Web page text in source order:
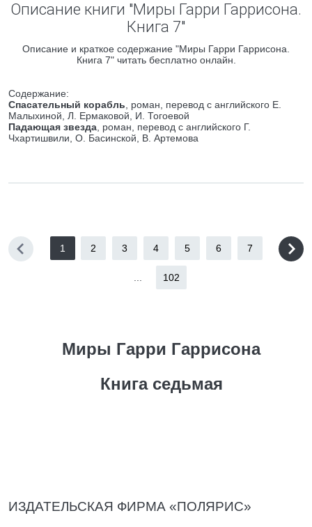
Описание книги "Миры Гарри Гаррисона.
Книга 7"
Описание и краткое содержание "Миры Гарри Гаррисона.
Книга 7" читать бесплатно онлайн.
Содержание:
Спасательный корабль , роман, перевод с английского Е.
Малыхиной, Л. Ермаковой, И. Тогоевой
Падающая звезда , роман, перевод с английского Г.
Чхартишвили, О. Басинской, В. Артемова
1 2 3 4 5 6 7
102
Миры Гарри Гаррисона
Книга седьмая
ИЗДАТЕЛЬСКАЯ ФИРМА «ПОЛЯРИС»